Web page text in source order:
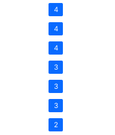
4
4
4
3
3
3
2